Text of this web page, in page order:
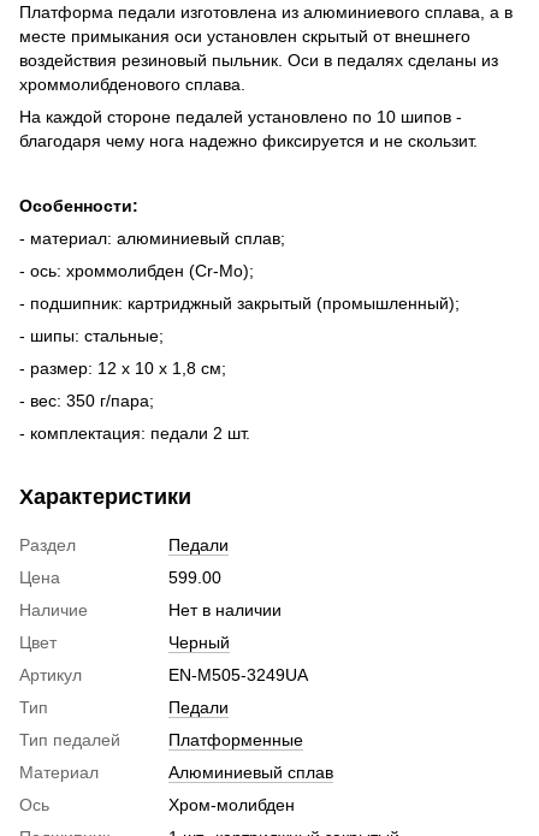
Платформа педали изготовлена из алюминиевого сплава, а в
месте примыкания оси установлен скрытый от внешнего
воздействия резиновый пыльник. Оси в педалях сделаны из
хроммолибденового сплава.
На каждой стороне педалей установлено по 10 шипов -
благодаря чему нога надежно фиксируется и не скользит.
Особенности:
- материал: алюминиевый сплав;
- ось: хроммолибден (Cr-Mo);
- подшипник: картриджный закрытый (промышленный);
- шипы: стальные;
- размер: 12 x 10 x 1,8 см;
- вес: 350 г/пара;
- комплектация: педали 2 шт.
Характеристики
Раздел
Педали
Цена
599.00
Наличие
Нет в наличии
Цвет
Черный
Артикул
EN-M505-3249UA
Тип
Педали
Тип педалей
Платформенные
Материал
Алюминиевый сплав
Ось
Хром-молибден